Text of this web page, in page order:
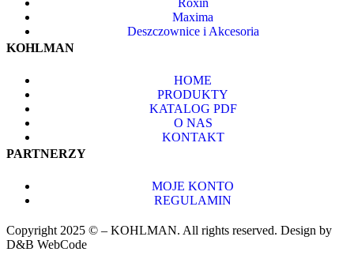
Maxima
Deszczownice i Akcesoria
KOHLMAN
HOME
PRODUKTY
KATALOG PDF
O NAS
KONTAKT
PARTNERZY
MOJE KONTO
REGULAMIN
Copyright 2025 © – KOHLMAN. All rights reserved. Design by
D&B WebCode